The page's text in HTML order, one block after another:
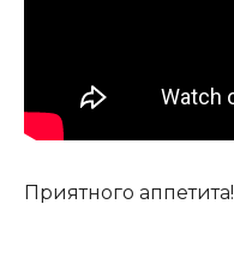
Приятного аппетита!